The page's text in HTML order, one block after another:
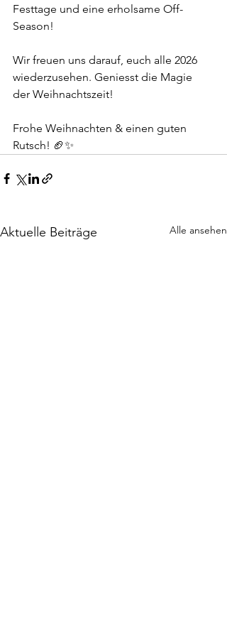
Festtage und eine erholsame Off-
Season!
Wir freuen uns darauf, euch alle 2026
wiederzusehen. Geniesst die Magie
der Weihnachtszeit!
Frohe Weihnachten & einen guten
Rutsch! 🏈✨
Aktuelle Beiträge Alle ansehen